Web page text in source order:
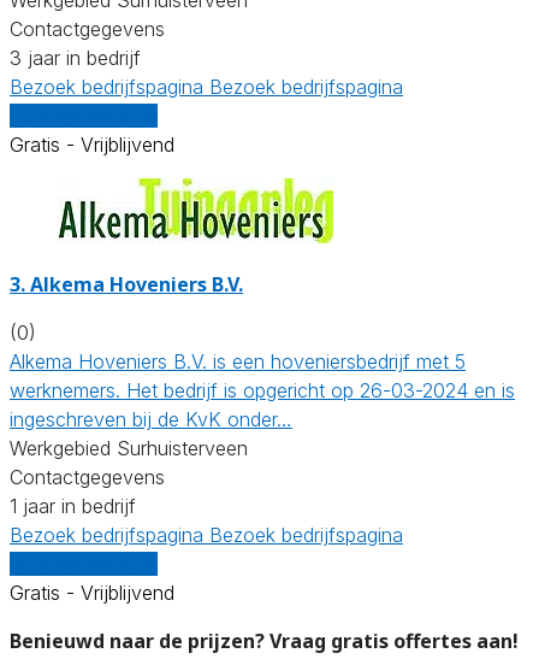
Contactgegevens
3 jaar in bedrijf
Bezoek bedrijfspagina Bezoek bedrijfspagina
Gratis - Vrijblijvend
3.Alkema Hoveniers B.V.
(0)
Alkema Hoveniers B.V. is een hoveniersbedrijf met 5
werknemers. Het bedrijf is opgericht op 26-03-2024 en is
ingeschreven bij de KvK onder…
Werkgebied Surhuisterveen
Contactgegevens
1 jaar in bedrijf
Bezoek bedrijfspagina Bezoek bedrijfspagina
Gratis - Vrijblijvend
Benieuwd naar de prijzen? Vraag gratis offertes aan!